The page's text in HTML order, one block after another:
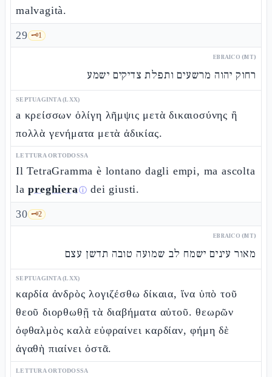
malvagità.
29 🗝️1
EBRAICO (MT)
רחוק יהוה מרשעים ותפלת צדיקים ישמע
SEPTUAGINTA (LXX)
a κρείσσων ὀλίγη λῆμψις μετὰ δικαιοσύνης ἢ
πολλὰ γενήματα μετὰ ἀδικίας.
LETTURA ORTODOSSA
Il TetraGramma è lontano dagli empi, ma ascolta
lapreghieraⓘ dei giusti.
30 🗝️2
EBRAICO (MT)
מאור עינים ישמח לב שמועה טובה תדשן עצם
SEPTUAGINTA (LXX)
καρδία ἀνδρὸς λογιζέσθω δίκαια, ἵνα ὑπὸ τοῦ
θεοῦ διορθωθῇ τὰ διαβήματα αὐτοῦ. θεωρῶν
ὀφθαλμὸς καλὰ εὐφραίνει καρδίαν, φήμη δὲ
ἀγαθὴ πιαίνει ὀστᾶ.
LETTURA ORTODOSSA